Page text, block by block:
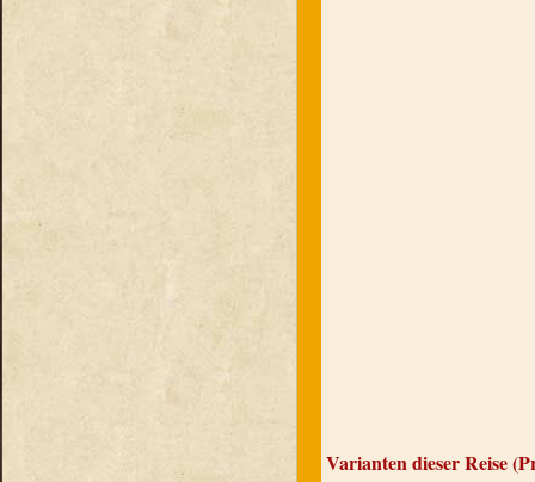
Varianten dieser Reise